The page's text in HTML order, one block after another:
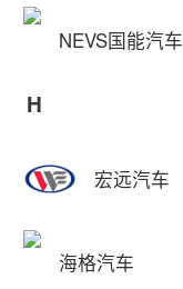
NEVS国能汽车
H
宏远汽车
海格汽车